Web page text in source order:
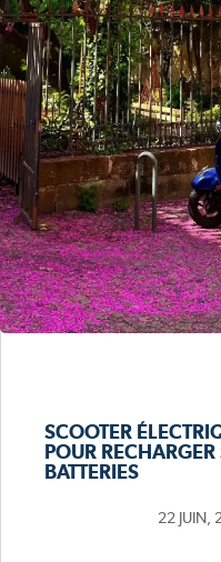
SCOOTER
POUR
BATTERIES
22 JUIN,